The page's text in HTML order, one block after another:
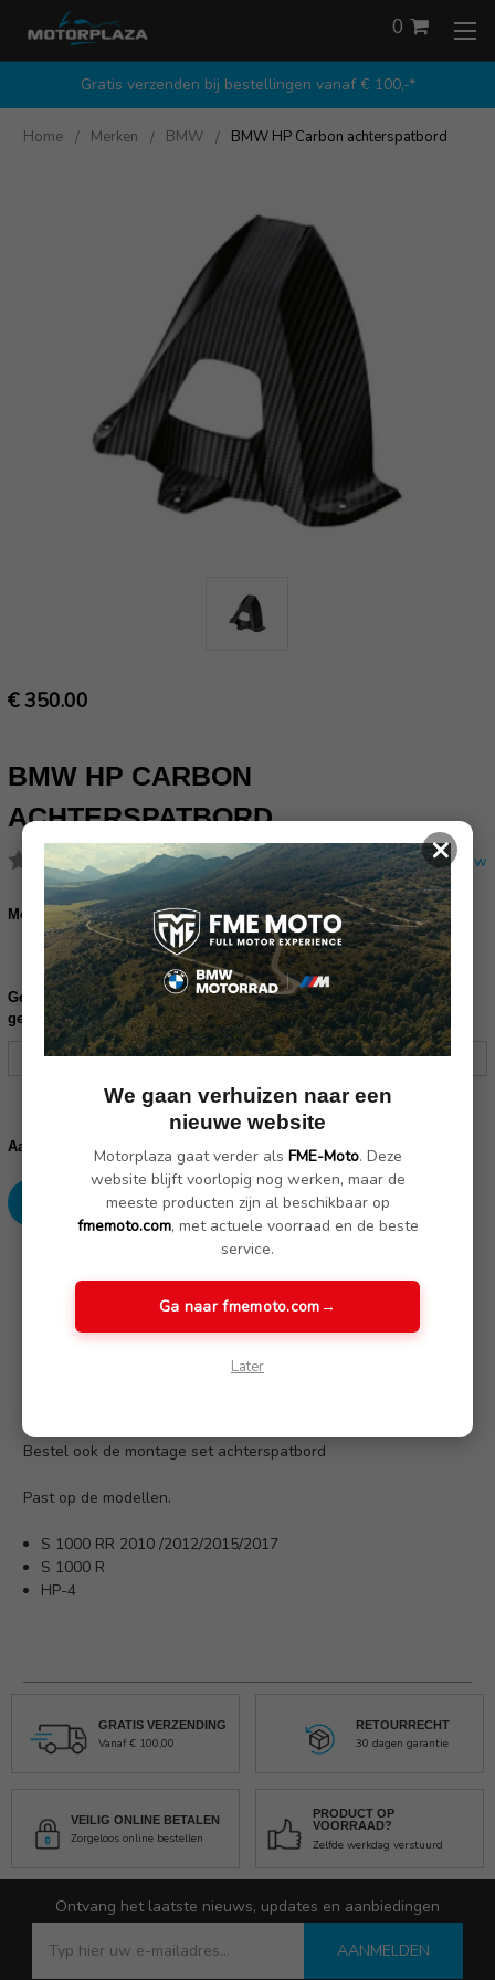
Gratis verzenden bij bestellingen vanaf € 100,-*
0
Home Merken BMW BMW HP Carbon achterspatbord
€ 350.00
BMW HP CARBON
ACHTERSPATBORD
(Nog geen reviews) Schrijf een review
Montage set achterspatbord carbon[77317727954]:
Bestel de montage set achterspatbord
Gelieve uw frame nummer in te vullen ter controle of dit product
geschikt is voor uw motor:
voorraad:
Aantal:
aantallen: aantallen:
Omschrijving (Nog geen reviews)
Bestel ook de montage set achterspatbord
Past op de modellen.
S 1000 RR 2010 /2012/2015/2017
S 1000 R
HP-4
GRATIS VERZENDING
Vanaf € 100,00
RETOURRECHT
30 dagen garantie
VEILIG ONLINE BETALEN
Zorgeloos online bestellen
PRODUCT OP
VOORRAAD?
Zelfde werkdag verstuurd
Ontvang het laatste nieuws, updates en aanbiedingen
AANMELDEN
×
We gaan verhuizen naar een
nieuwe website
Motorplaza gaat verder als FME-Moto. Deze
website blijft voorlopig nog werken, maar de
meeste producten zijn al beschikbaar op
fmemoto.com, met actuele voorraad en de beste
service.
Ga naar fmemoto.com→
Later